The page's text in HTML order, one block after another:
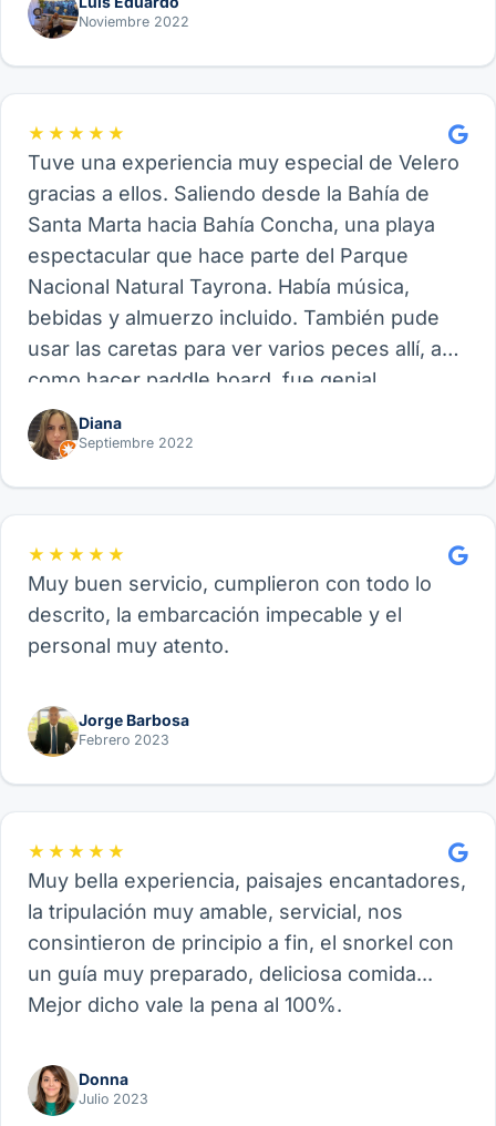
Noviembre 2022
★★★★★
Tuve una experiencia muy especial de Velero
gracias a ellos. Saliendo desde la Bahía de
Santa Marta hacia Bahía Concha, una playa
espectacular que hace parte del Parque
Nacional Natural Tayrona. Había música,
bebidas y almuerzo incluido. También pude
usar las caretas para ver varios peces allí, así
como hacer paddle board, fue genial.
Recomiendo este proveedor y su experiencia
de Velero, funcional para amigos, parejas o
Diana
Septiembre 2022
★★★★★
Muy buen servicio, cumplieron con todo lo
descrito, la embarcación impecable y el
personal muy atento.
Jorge Barbosa
Febrero 2023
★★★★★
Muy bella experiencia, paisajes encantadores,
la tripulación muy amable, servicial, nos
consintieron de principio a fin, el snorkel con
un guía muy preparado, deliciosa comida...
Mejor dicho vale la pena al 100%.
Donna
Julio 2023